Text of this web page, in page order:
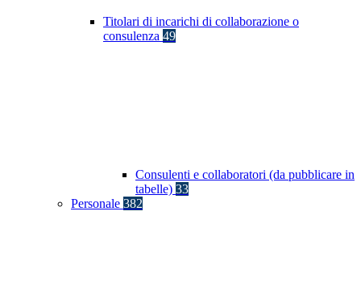
Titolari di incarichi di collaborazione o
consulenza 49
Consulenti e collaboratori (da pubblicare in
tabelle) 33
Personale 382